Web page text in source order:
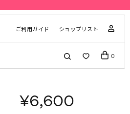
ご利用ガイド ショップリスト
0
¥6,600